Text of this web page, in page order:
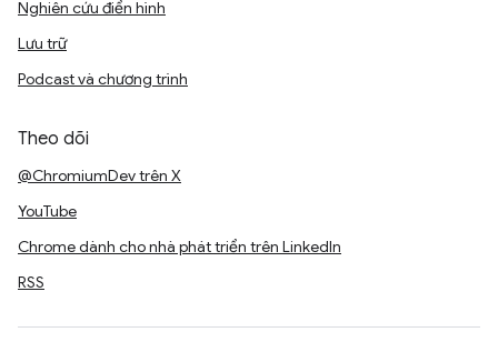
Nghiên cứu điển hình
Lưu trữ
Podcast và chương trình
Theo dõi
@ChromiumDev trên X
YouTube
Chrome dành cho nhà phát triển trên LinkedIn
RSS